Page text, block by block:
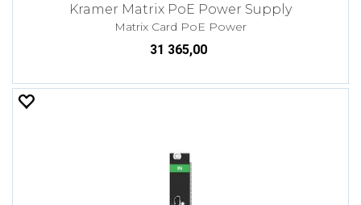
Kramer Matrix PoE Power Supply
Matrix Card PoE Power
31 365,00